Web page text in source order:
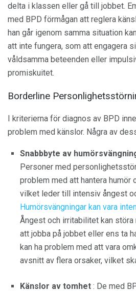
delta i klassen eller gå till jobbet.
med BPD förmågan att reglera
han går igenom samma situation
att inte fungera, som att engagera
våldsamma beteenden eller
promiskuitet.
Borderline
I kriterierna för diagnos av BPD
problem med känslor. Några av
Snabbbyte av
Personer med
problem med att hantera humör
vilket leder till intensiv ångest
Humörsvängningar kan vara
Ångest och irritabilitet kan
att jobba på jobbet eller ens ta
kan ha problem med att vara
avsnitt av flera orsaker, vilket
Känslor av tomhet : De med